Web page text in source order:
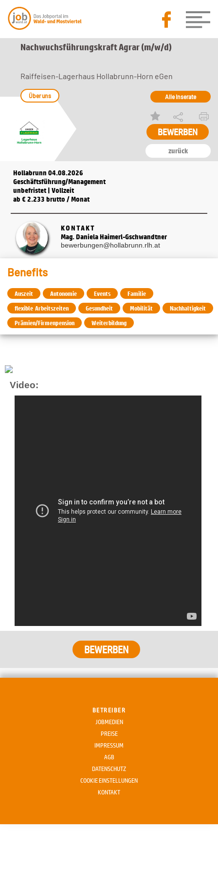
Nachwuchsführungskraft Agrar (m/w/d)
zurück
Raiffeisen-Lagerhaus Hollabrunn-Horn eGen
Über uns Alle Inserate
Hollabrunn 04.08.2026
Geschäftsführung/Management
unbefristet | Vollzeit
ab € 2.233 brutto / Monat
KONTAKT
Mag. Daniela Haimerl-Gschwandtner
bewerbungen@hollabrunn.rlh.at
Benefits
Auszeit Autonomie Events
Familie
flexible Arbeitszeiten
Gesundheit Mobilität
Nachhaltigkeit
Prämien/Firmenpension
Weiterbildung
Video:
BETREIBER
JOBMEDIEN
PREISE
IMPRESSUM
AGB
DATENSCHUTZ
COOKIE EINSTELLUNGEN
KONTAKT